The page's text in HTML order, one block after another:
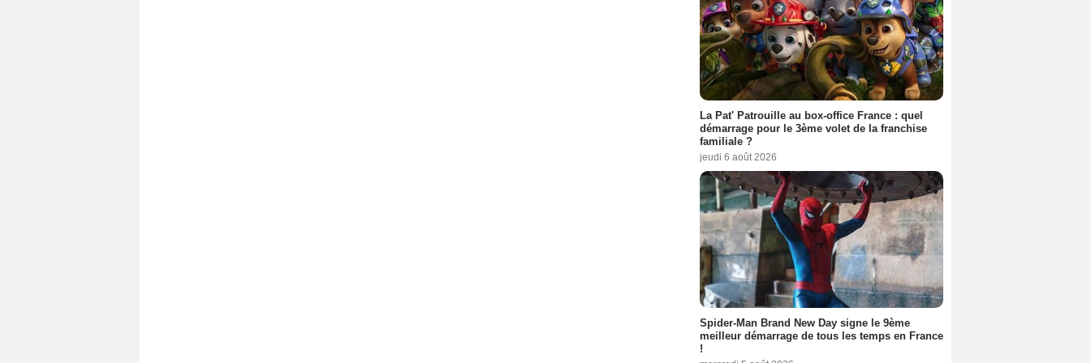
La Pat' Patrouille au box-office France : quel
démarrage pour le 3ème volet de la franchise
familiale ?
jeudi 6 août 2026
Spider-Man Brand New Day signe le 9ème
meilleur démarrage de tous les temps en France
!